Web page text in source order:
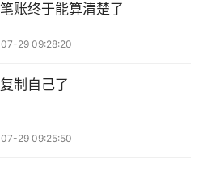
账终于能算清楚了
29 09:28:20
制自己了
29 09:25:50